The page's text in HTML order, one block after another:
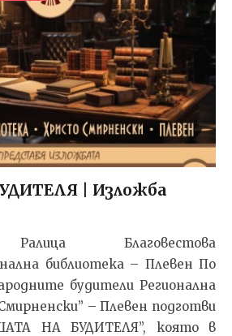
| Изложба
Благовестова
библиотека – Плевен По
будители Регионална
– Плевен подготви
НА БУДИТЕЛЯ”, която в